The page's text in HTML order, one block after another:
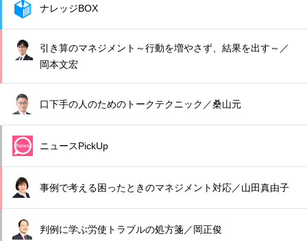
ナレッジBOX
引き算のマネジメント～行動を増やさず、結果を出す～／
岡本文宏
口下手の人のためのトークテクニック／桑山元
ニュースPickUp
事例で考える困ったときのマネジメント対応／山田真由子
判例に学ぶ労使トラブルの処方箋／岡正俊